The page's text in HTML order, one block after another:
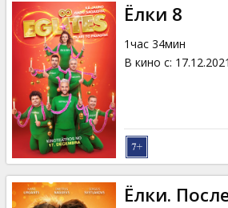
Подарки
Кинозакуски
B2B
Клуб
Ёлки 8
1час 34мин
В кино с: 17.12.2021
Ёлки.